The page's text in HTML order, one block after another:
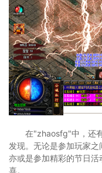
在"zhaosfg"中，还
发现。无论是参加玩家之
亦或是参加精彩的节日
喜。